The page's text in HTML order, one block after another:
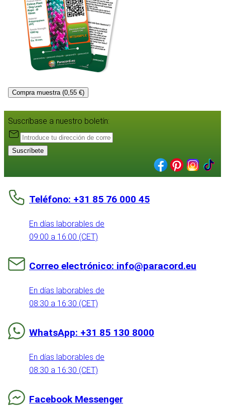
Compra muestra (0,55 €)
Suscríbase a nuestro boletín:
Suscríbete
Teléfono: +31 85 76 000 45
En días laborables de
09:00 a 16:00 (CET)
Correo electrónico: info@paracord.eu
En días laborables de
08:30 a 16:30 (CET)
WhatsApp: +31 85 130 8000
En días laborables de
08:30 a 16:30 (CET)
Facebook Messenger